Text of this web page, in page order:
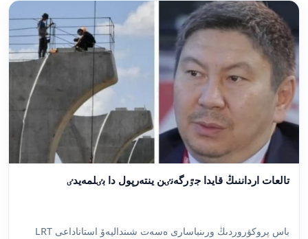
تالعات ارداننىڭ قايدا جٷرگەنٸن ينتەرپول دا بٸلمەيدٸ
باس پروكۋروردىڭ ورىنباسارى ەسەت شىنداليەۆ استاناداعى LRT